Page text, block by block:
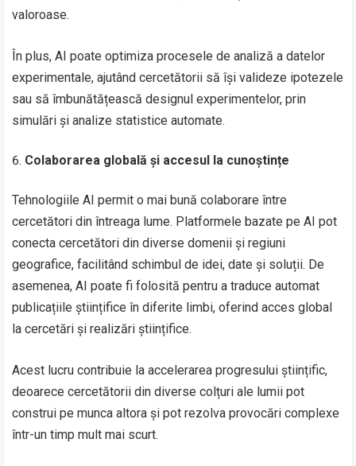
valoroase.
În plus, AI poate optimiza procesele de analiză a datelor
experimentale, ajutând cercetătorii să își valideze ipotezele
sau să îmbunătățească designul experimentelor, prin
simulări și analize statistice automate.
Colaborarea globală și accesul la cunoștințe
Tehnologiile AI permit o mai bună colaborare între
cercetători din întreaga lume. Platformele bazate pe AI pot
conecta cercetători din diverse domenii și regiuni
geografice, facilitând schimbul de idei, date și soluții. De
asemenea, AI poate fi folosită pentru a traduce automat
publicațiile științifice în diferite limbi, oferind acces global
la cercetări și realizări științifice.
Acest lucru contribuie la accelerarea progresului științific,
deoarece cercetătorii din diverse colțuri ale lumii pot
construi pe munca altora și pot rezolva provocări complexe
într-un timp mult mai scurt.